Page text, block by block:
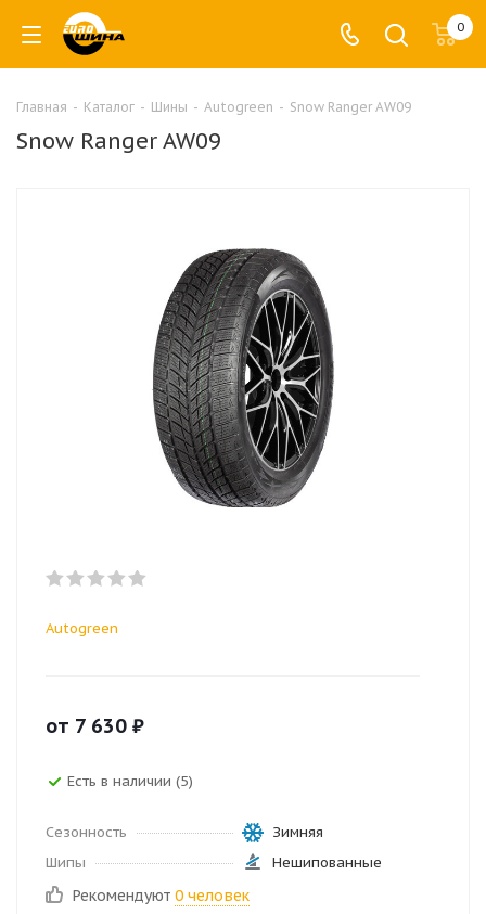
0
Главная - Каталог - Шины - Autogreen - Snow Ranger AW09
Snow Ranger AW09
Autogreen
от 7 630 ₽
Есть в наличии (5)
Сезонность
Зимняя
Шипы
Нешипованные
Рекомендуют 0 человек